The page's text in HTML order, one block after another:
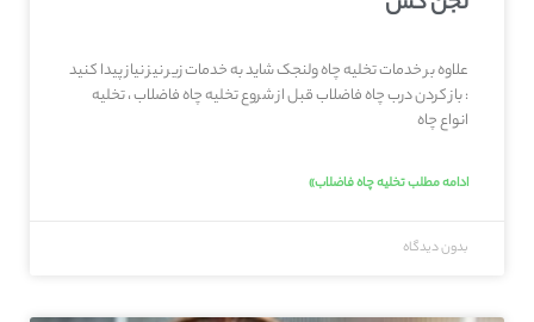
علاوه بر خدمات تخلیه چاه ولنجک شاید به خدمات زیر نیز نیاز پیدا کنید
: باز کردن درب چاه فاضلاب قبل از شروع تخلیه چاه فاضلاب ، تخلیه
انواع چاه
ادامه مطلب تخلیه چاه فاضلاب»
بدون دیدگاه